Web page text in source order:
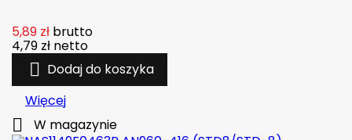
5,89 zł brutto
4,79 zł netto
 Dodaj do koszyka
Więcej
 W magazynie